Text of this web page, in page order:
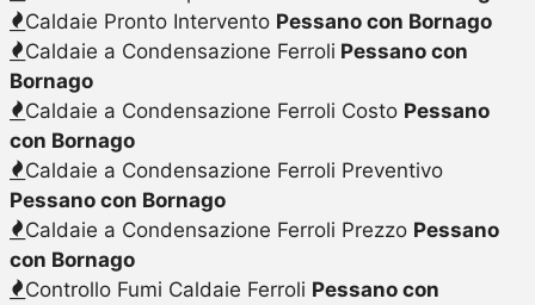
Caldaie Pronto Intervento Pessano con Bornago
Caldaie a Condensazione Ferroli Pessano con
Bornago
Caldaie a Condensazione Ferroli Costo Pessano
con Bornago
Caldaie a Condensazione Ferroli Preventivo
Pessano con Bornago
Caldaie a Condensazione Ferroli Prezzo Pessano
con Bornago
Controllo Fumi Caldaie Ferroli Pessano con